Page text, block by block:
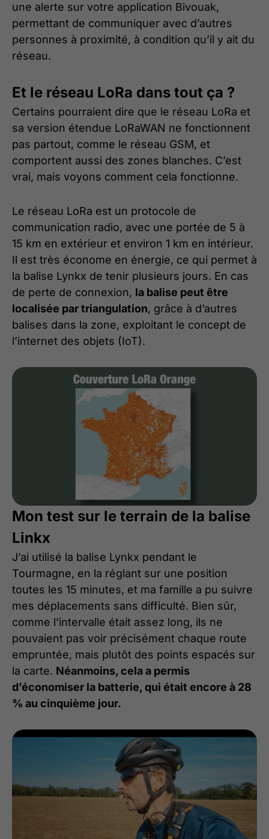
une alerte sur votre application Bivouak,
permettant de communiquer avec d’autres
personnes à proximité, à condition qu’il y ait du
réseau.
Et le réseau LoRa dans tout ça ?
Certains pourraient dire que le réseau LoRa et
sa version étendue LoRaWAN ne fonctionnent
pas partout, comme le réseau GSM, et
comportent aussi des zones blanches. C’est
vrai, mais voyons comment cela fonctionne.
Le réseau LoRa est un protocole de
communication radio, avec une portée de 5 à
15 km en extérieur et environ 1 km en intérieur.
Il est très économe en énergie, ce qui permet à
la balise Lynkx de tenir plusieurs jours. En cas
de perte de connexion, la balise peut être
localisée par triangulation, grâce à d’autres
balises dans la zone, exploitant le concept de
l’internet des objets (IoT).
Mon test sur le terrain de la balise
Linkx
J’ai utilisé la balise Lynkx pendant le
Tourmagne, en la réglant sur une position
toutes les 15 minutes, et ma famille a pu suivre
mes déplacements sans difficulté. Bien sûr,
comme l’intervalle était assez long, ils ne
pouvaient pas voir précisément chaque route
empruntée, mais plutôt des points espacés sur
la carte. Néanmoins, cela a permis
d’économiser la batterie, qui était encore à 28
% au cinquième jour.